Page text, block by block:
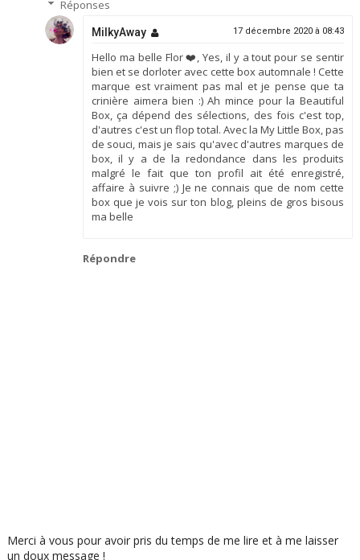
Réponses
MilkyAway 17 décembre 2020 à 08:43
Hello ma belle Flor ❤️, Yes, il y a tout pour se sentir
bien et se dorloter avec cette box automnale ! Cette
marque est vraiment pas mal et je pense que ta
crinière aimera bien :) Ah mince pour la Beautiful
Box, ça dépend des sélections, des fois c'est top,
d'autres c'est un flop total. Avec la My Little Box, pas
de souci, mais je sais qu'avec d'autres marques de
box, il y a de la redondance dans les produits
malgré le fait que ton profil ait été enregistré,
affaire à suivre ;) Je ne connais que de nom cette
box que je vois sur ton blog, pleins de gros bisous
ma belle
Répondre
Merci à vous pour avoir pris du temps de me lire et à me laisser
un doux message !